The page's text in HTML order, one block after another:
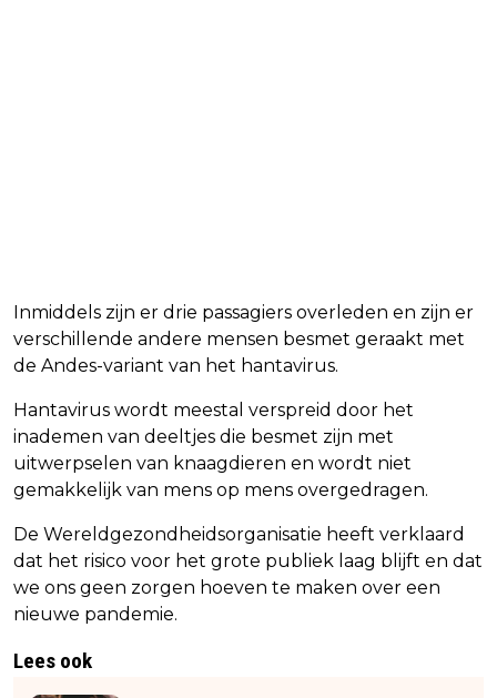
Inmiddels zijn er drie passagiers overleden en zijn er
verschillende andere mensen besmet geraakt met
de Andes-variant van het hantavirus.
Hantavirus wordt meestal verspreid door het
inademen van deeltjes die besmet zijn met
uitwerpselen van knaagdieren en wordt niet
gemakkelijk van mens op mens overgedragen.
De Wereldgezondheidsorganisatie heeft verklaard
dat het risico voor het grote publiek laag blijft en dat
we ons geen zorgen hoeven te maken over een
nieuwe pandemie.
Lees ook